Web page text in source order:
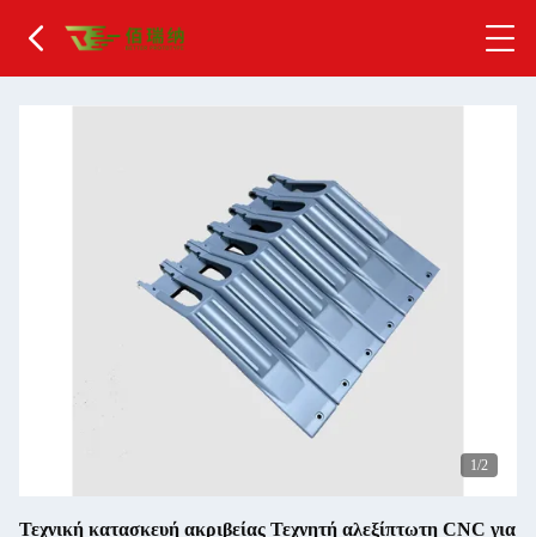
2/2
Τεχνική κατασκευή ακριβείας Τεχνητή αλεξίπτωτη CNC για